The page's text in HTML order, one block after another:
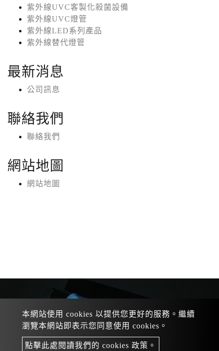
紫外線UVC客製化殺菌設備
紫外線UVC燈管
紫外線LED系列產品
紫外線替代燈管
最新消息
公司訊息
聯絡我們
聯絡我們
網站地圖
網站地圖
本網站使用 cookies 以提供您更好的服務。繼續
瀏覽本網站即表示您同意使用 cookies。
點擊此處閱讀我們的 cookies 政策。
Tel： +886 3-312-0391 業務專線：+886 920-104-589
/+886 913-622-877 /+886 919-347-873
sales@dragonfu.tw
網站地圖